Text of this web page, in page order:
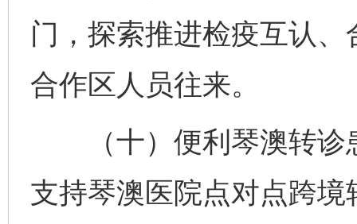
门，探索推进检疫互认
合作区人员往来。
（十）便利琴澳转诊
支持琴澳医院点对点跨